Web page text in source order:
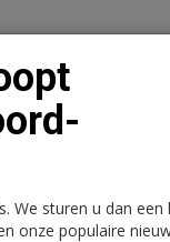
Juridisch | Fiscaal
We sturen u dan een
onze populaire